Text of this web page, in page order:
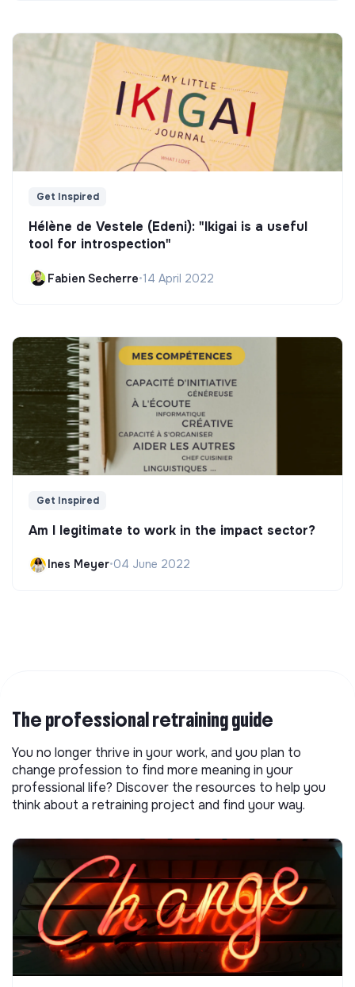
Get Inspired
Hélène de Vestele (Edeni): "Ikigai is a useful
tool for introspection"
Fabien Secherre•14 April 2022
Get Inspired
Am I legitimate to work in the impact sector?
Ines Meyer•04 June 2022
The professional retraining guide
You no longer thrive in your work, and you plan to
change profession to find more meaning in your
professional life? Discover the resources to help you
think about a retraining project and find your way.